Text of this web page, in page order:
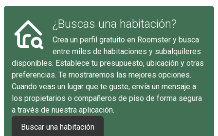
¿Buscas una habitación?
Crea un perfil gratuito en Roomster y busca
entre miles de habitaciones y subalquileres
disponibles. Establece tu presupuesto, ubicación y otras
preferencias. Te mostraremos las mejores opciones.
Cuando veas un lugar que te guste, envía un mensaje a
los propietarios o compañeros de piso de forma segura
a través de nuestra aplicación.
Buscar una habitación